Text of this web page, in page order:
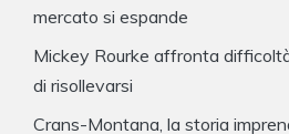
mercato si espande
Mickey Rourke affronta
di risollevarsi
Crans-Montana, la storia